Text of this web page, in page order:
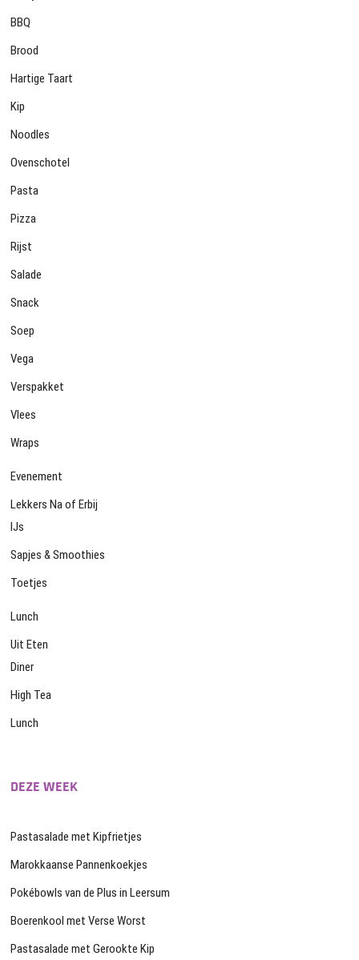
BBQ
Brood
Hartige Taart
Kip
Noodles
Ovenschotel
Pasta
Pizza
Rijst
Salade
Snack
Soep
Vega
Verspakket
Vlees
Wraps
Evenement
Lekkers Na of Erbij
IJs
Sapjes & Smoothies
Toetjes
Lunch
Uit Eten
Diner
High Tea
Lunch
DEZE WEEK
Pastasalade met Kipfrietjes
Marokkaanse Pannenkoekjes
Pokébowls van de Plus in Leersum
Boerenkool met Verse Worst
Pastasalade met Gerookte Kip